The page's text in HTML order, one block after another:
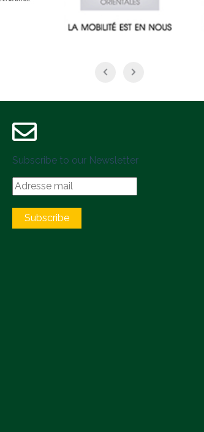
Subscribe to our Newsletter
Subscribe